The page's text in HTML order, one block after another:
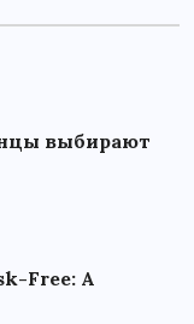
выбирают
Free: A